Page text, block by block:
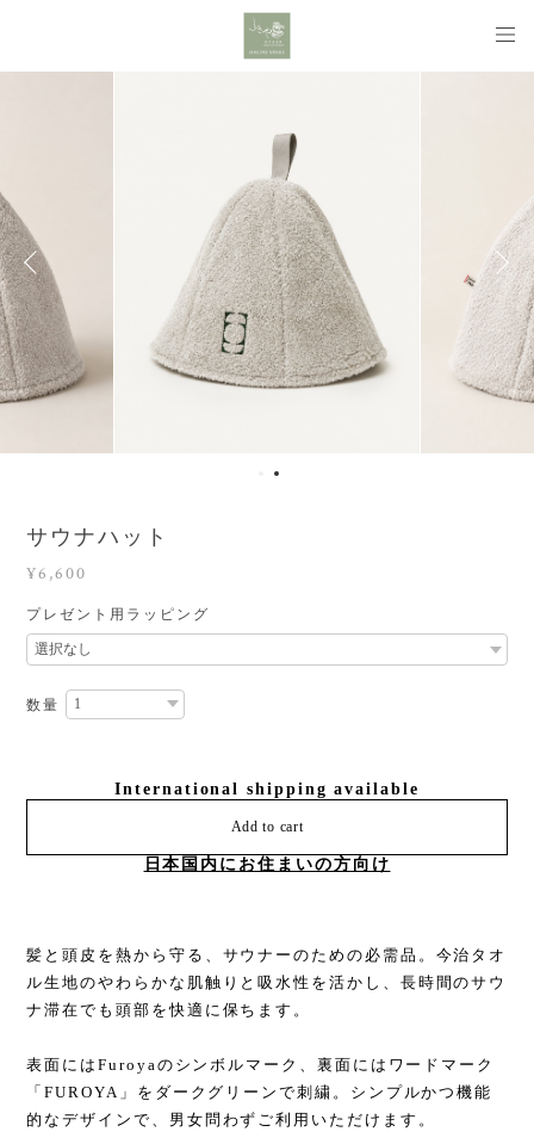
サウナハット
¥6,600
プレゼント用ラッピング
数量
International shipping available
Add to cart
日本国内にお住まいの方向け
髪と頭皮を熱から守る、サウナーのための必需品。今治タオ
ル生地のやわらかな肌触りと吸水性を活かし、長時間のサウ
ナ滞在でも頭部を快適に保ちます。
表面にはFuroyaのシンボルマーク、裏面にはワードマーク
「FUROYA」をダークグリーンで刺繍。シンプルかつ機能
的なデザインで、男女問わずご利用いただけます。